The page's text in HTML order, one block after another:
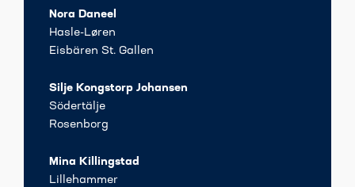
Nora Daneel
Hasle-Løren
Eisbären St. Gallen
Silje Kongstorp Johansen
Södertälje
Rosenborg
Mina Killingstad
Lillehammer